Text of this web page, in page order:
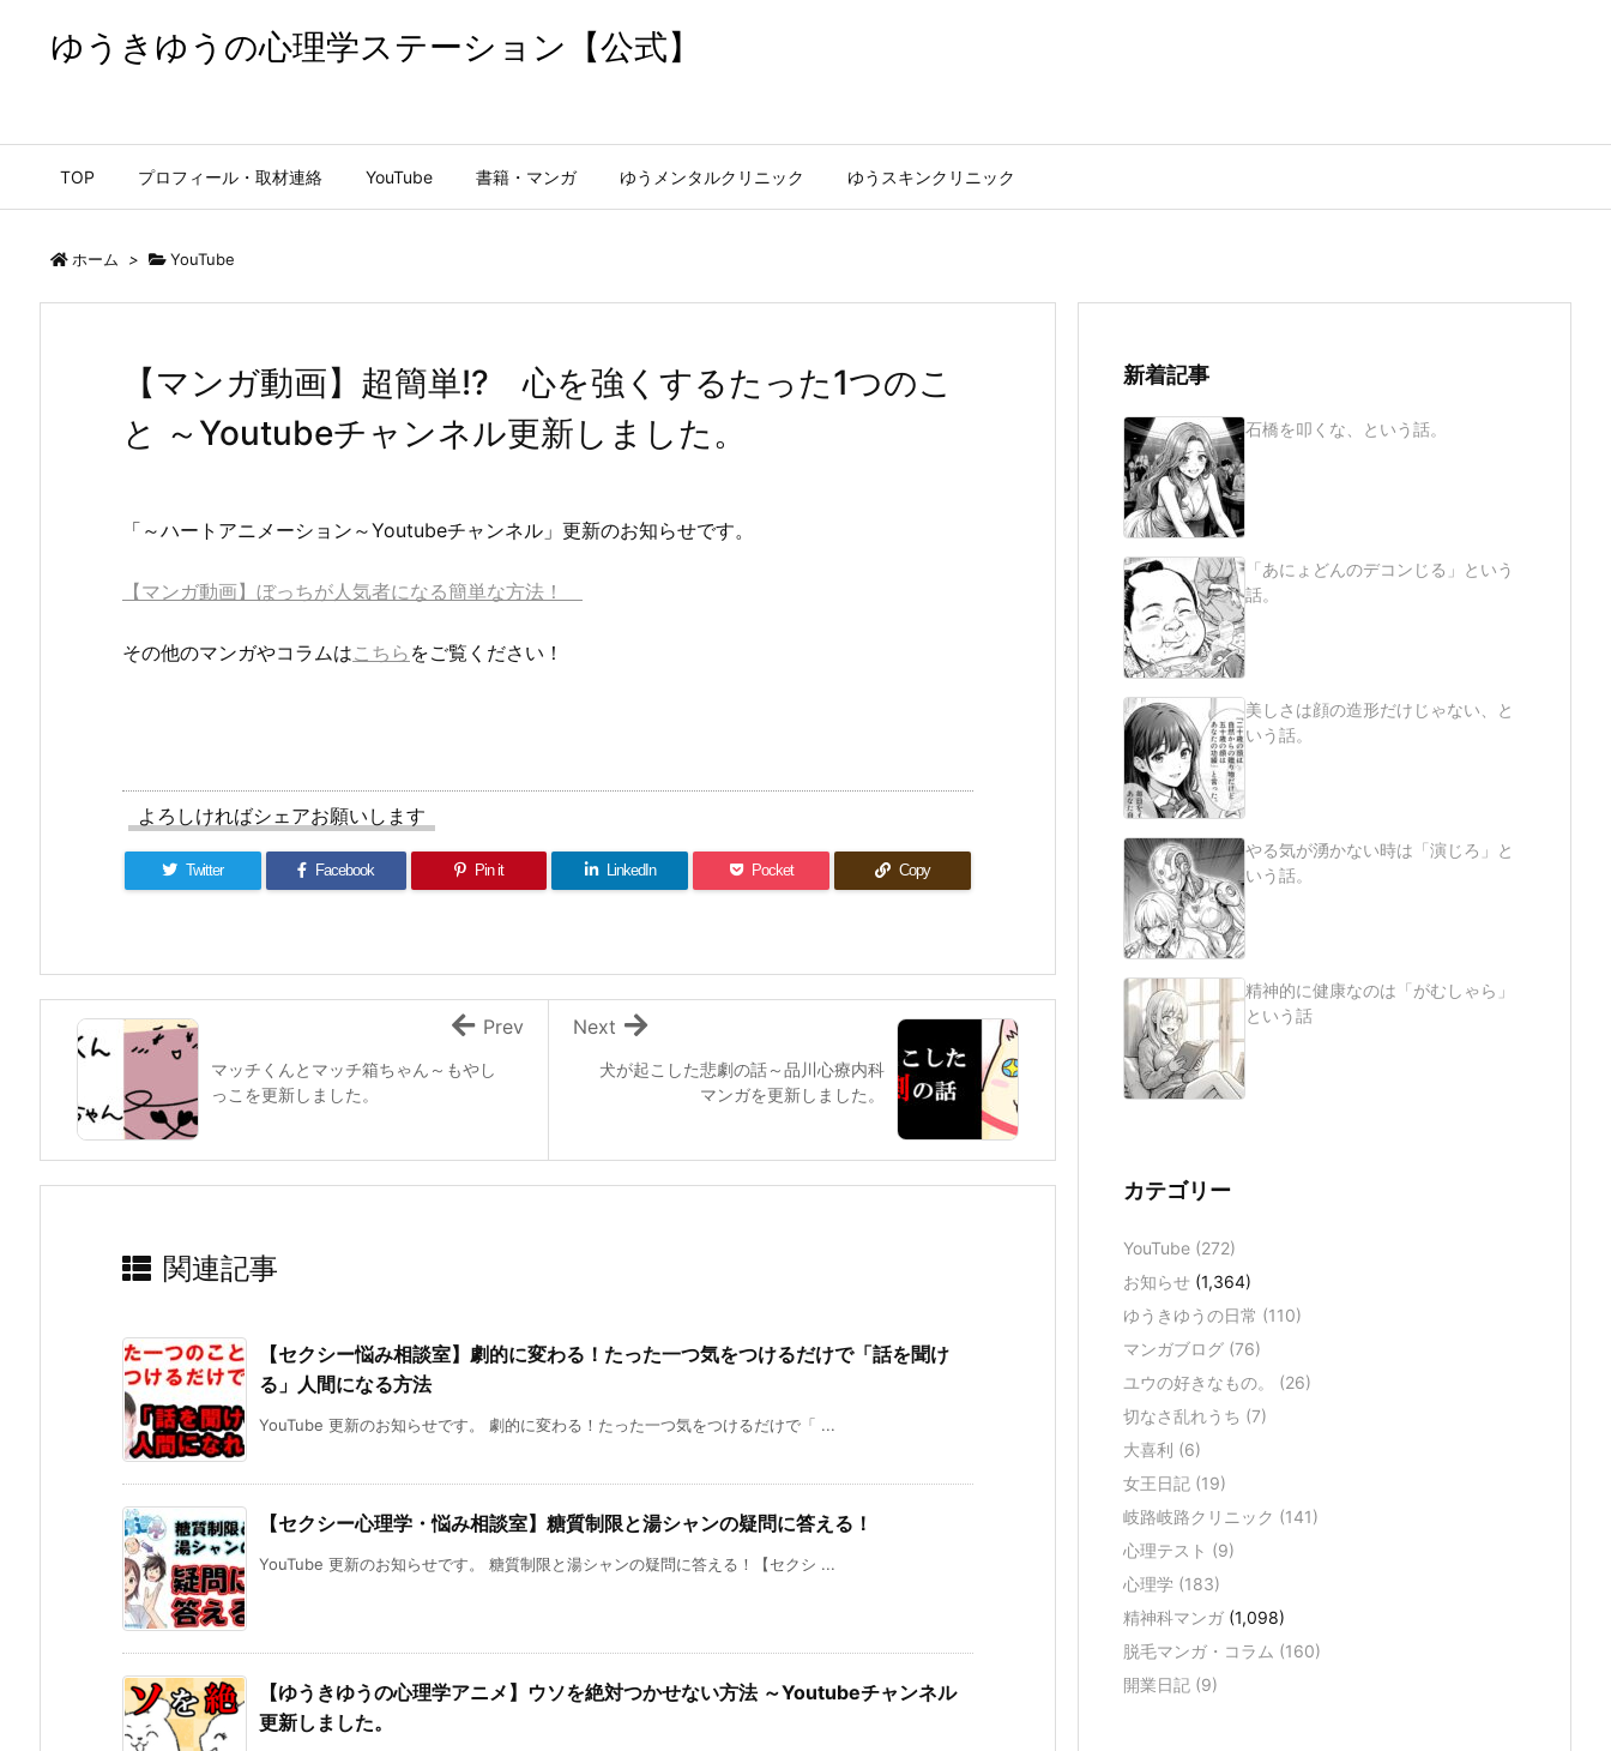
ゆうきゆうの心理学ステーション【公式】
TOP プロフィール・取材連絡 YouTube 書籍・マンガ ゆうメンタルクリニック ゆうスキンクリニック
ホーム > YouTube
【マンガ動画】超簡単!? 心を強くするたった1つのこ
と ～Youtubeチャンネル更新しました。
「～ハートアニメーション～Youtubeチャンネル」更新のお知らせです。
【マンガ動画】ぼっちが人気者になる簡単な方法！
その他のマンガやコラムはこちら をご覧ください！
よろしければシェアお願いします
Twitter Facebook Pin it LinkedIn Pocket Copy
犬が起こした悲劇の話～品川心療内科
マンガを更新しました。
Next
マッチくんとマッチ箱ちゃん～もやし
っこを更新しました。
Prev
関連記事
【セクシー悩み相談室】劇的に変わる！たった一つ気をつけるだけで「話を聞け
る」人間になる方法
YouTube 更新のお知らせです。 劇的に変わる！たった一つ気をつけるだけで「 ...
【セクシー心理学・悩み相談室】糖質制限と湯シャンの疑問に答える！
YouTube 更新のお知らせです。 糖質制限と湯シャンの疑問に答える！【セクシ ...
【ゆうきゆうの心理学アニメ】ウソを絶対つかせない方法 ～Youtubeチャンネル
更新しました。
新着記事
石橋を叩くな、という話。
「あにょどんのデコンじる」という
話。
美しさは顔の造形だけじゃない、と
いう話。
やる気が湧かない時は「演じろ」と
いう話。
精神的に健康なのは「がむしゃら」
という話
カテゴリー
YouTube (272)
お知らせ (1,364)
ゆうきゆうの日常 (110)
マンガブログ (76)
ユウの好きなもの。 (26)
切なさ乱れうち (7)
大喜利 (6)
女王日記 (19)
岐路岐路クリニック (141)
心理テスト (9)
心理学 (183)
精神科マンガ (1,098)
脱毛マンガ・コラム (160)
開業日記 (9)